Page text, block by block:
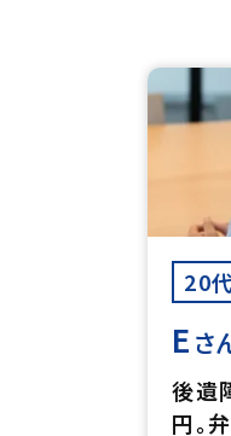
20代
E さ
後遺
円。